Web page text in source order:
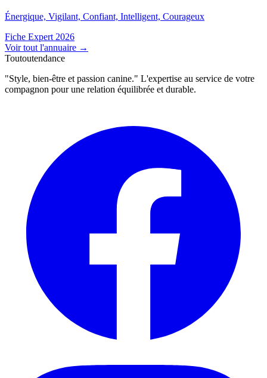
Énergique, Vigilant, Confiant, Intelligent, Courageux
Fiche Expert 2026
Voir tout l'annuaire →
Toutoutendance
"Style, bien-être et passion canine." L'expertise au service de votre
compagnon pour une relation équilibrée et durable.